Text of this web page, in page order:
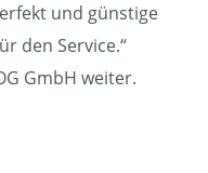
und günstige
den Service.“
GmbH weiter.